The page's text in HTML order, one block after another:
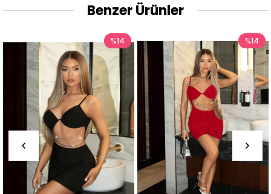
Benzer Ürünler
%14 %14